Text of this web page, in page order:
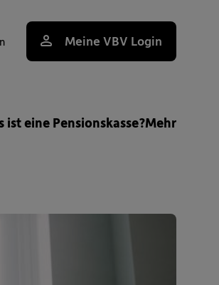
Meine VBV Login
ist eine Pensionskasse?Mehr